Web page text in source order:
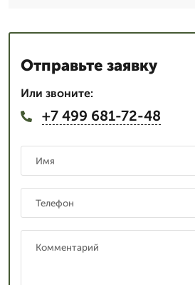
Отправьте заявку
Или звоните:
+7 499 681-72-48